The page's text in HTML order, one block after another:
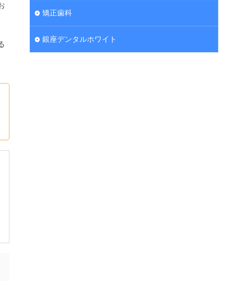
矯正歯科
銀座デンタルホワイト